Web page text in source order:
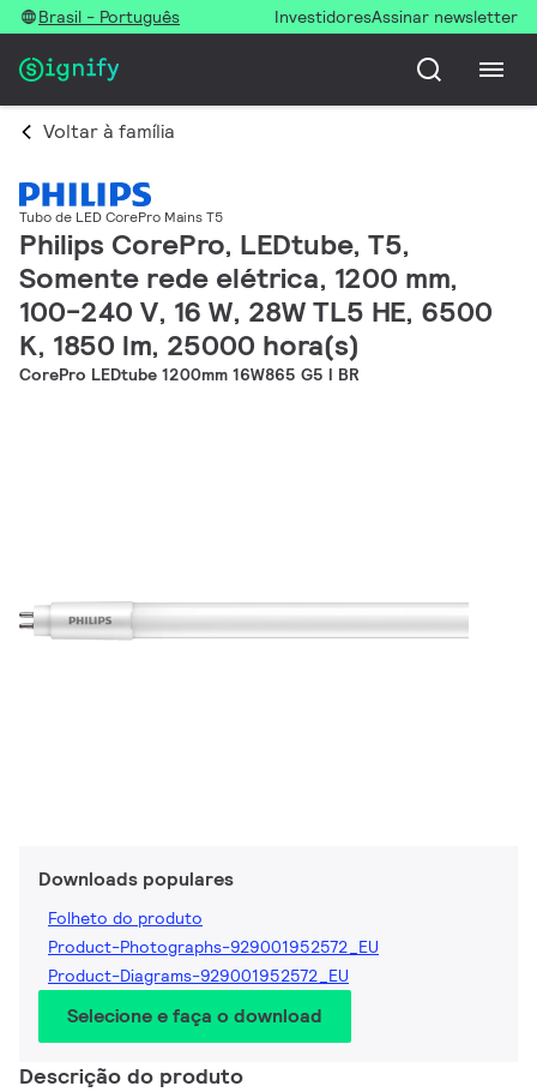
Brasil - Português InvestidoresAssinar newsletter
Voltar à família
Tubo de LED CorePro Mains T5
Philips CorePro, LEDtube, T5,
Somente rede elétrica, 1200 mm,
100-240 V, 16 W, 28W TL5 HE, 6500
K, 1850 lm, 25000 hora(s)
CorePro LEDtube 1200mm 16W865 G5 I BR
Downloads populares
Folheto do produto
Product-Photographs-929001952572_EU
Product-Diagrams-929001952572_EU
Selecione e faça o download
Descrição do produto